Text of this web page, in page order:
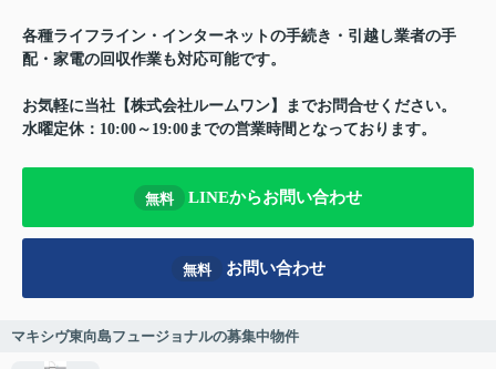
各種ライフライン・インターネットの手続き・引越し業者の手
配・家電の回収作業も対応可能です。
お気軽に当社【株式会社ルームワン】までお問合せください。
水曜定休：10:00～19:00までの営業時間となっております。
無料 LINEからお問い合わせ
無料 お問い合わせ
マキシヴ東向島フュージョナルの募集中物件